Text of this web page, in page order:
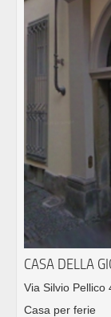
CASA DELLA
Via Silvio Pellico
Casa per ferie